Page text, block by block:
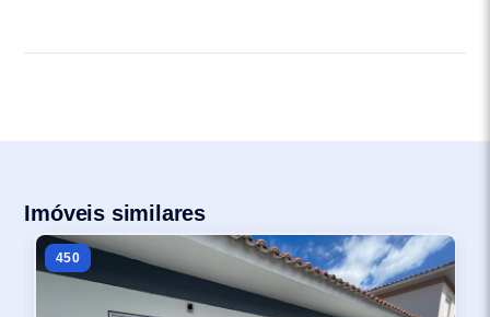
Imóveis similares
450